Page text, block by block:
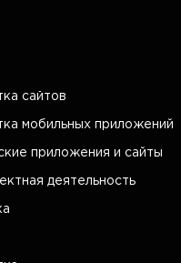
сайтов
мобильных приложений
приложения и сайты
деятельность